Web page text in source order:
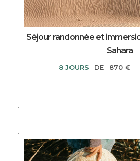
Séjour randonnée et
Sahara
8 JOURS DE 870 €
DECOUVRIR CE CIRCUIT